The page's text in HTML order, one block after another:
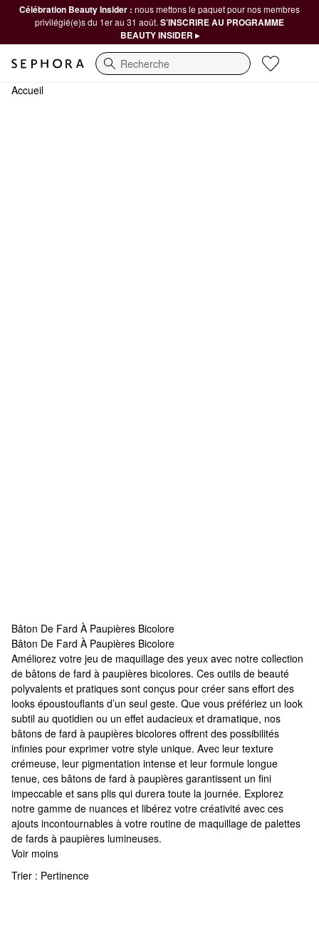
Célébration Beauty Insider : nous mettons le paquet pour nos membres
privilégié(e)s du 1er au 31 août. S’INSCRIRE AU PROGRAMME
BEAUTY INSIDER ▸
Recherche
Accueil
Bâton De Fard À Paupières Bicolore
Bâton De Fard À Paupières Bicolore
Bâton De Fard À Paupières Bicolore
Améliorez votre jeu de maquillage des yeux avec notre collection
de bâtons de fard à paupières bicolores. Ces outils de beauté
polyvalents et pratiques sont conçus pour créer sans effort des
looks époustouflants d’un seul geste. Que vous préfériez un look
subtil au quotidien ou un effet audacieux et dramatique, nos
bâtons de fard à paupières bicolores offrent des possibilités
infinies pour exprimer votre style unique. Avec leur texture
crémeuse, leur pigmentation intense et leur formule longue
tenue, ces bâtons de fard à paupières garantissent un fini
impeccable et sans plis qui durera toute la journée. Explorez
notre gamme de nuances et libérez votre créativité avec ces
ajouts incontournables à votre routine de maquillage de palettes
de fards à paupières lumineuses.
Voir moins
Trier : Pertinence